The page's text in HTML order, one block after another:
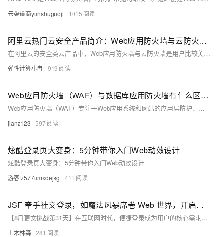
云渠道商yunshuguoji 1015
阿里云热门云安全产品简介：Web应用防火墙与云防火墙产品各自作用介绍
在阿里云的安全类云产品中，Web应用防火墙与云防火墙是用户比较关注的两款安全产品，二者在作用上各有侧重，共同构成了阿里云强大的安全防护体系。本文将对Web应用防火墙与云防火墙产品各自的主要作用进行详细介绍。
弹性计算小冉 919
Web应用防火墙（WAF）与数据库应用防火墙有什么区别？
Web应用防火墙（WAF）专注于Web应用系统和网站的应用层防护，可有效应对OWASP Top 10等常见攻击，防止SQL注入、CC攻击等。而数据库应用防火墙则位于应用服务器与数据库之间，提供数据库访问控制、攻击阻断、虚拟补丁等高级防护功能，直接保护数据库免受攻击。两者分别针对Web层和数据库层提供不同的安全保护。
jianz123 597
炫酷登录页大变身：5分钟带你入门Web动效设计
炫酷登录页大变身：5分钟带你入门Web动效设计
游客fz577umxdejsg 411
JSF 牵手社交登录，如魔法风暴席卷 Web 世界，开启震撼便捷登录之旅！
【8月更文挑战第31天】在互联网时代，便捷登录成为用户的核心需求。社交登录凭借其便捷性、安全性和社交化的特点，在各类Web应用中广泛应用。JavaServer Faces（JSF），作为一款流行的Java Web框架，能够轻松集成社交登录功能，显著提升用户体验。本文详细介绍社交登录的优势，并提供两种JSF集成社交登录的常见方法：一是利用Spring Social等第三方库简化开发；二是自行实现社交登录流程。开发者可根据项目需求选择适合的方案。
土木林森 281